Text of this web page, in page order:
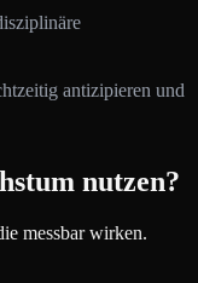
antizipieren und
nutzen?
messbar wirken.